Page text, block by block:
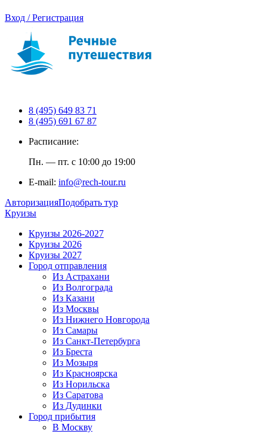
Вход / Регистрация
8 (495) 649 83 71
8 (495) 691 67 87
Расписание:
Пн. — пт. с 10:00 до 19:00
E-mail: info@rech-tour.ru
АвторизацияПодобрать тур
Круизы
Круизы 2026-2027
Круизы 2026
Круизы 2027
Город отправления
Из Астрахани
Из Волгограда
Из Казани
Из Москвы
Из Нижнего Новгорода
Из Самары
Из Санкт-Петербурга
Из Бреста
Из Мозыря
Из Красноярска
Из Норильска
Из Саратова
Из Дудинки
Город прибытия
В Москву